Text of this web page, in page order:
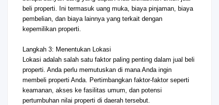
beli properti. Ini termasuk uang muka, biaya pinjaman, biaya
pembelian, dan biaya lainnya yang terkait dengan
kepemilikan properti.
Langkah 3: Menentukan Lokasi
Lokasi adalah salah satu faktor paling penting dalam jual beli
properti. Anda perlu memutuskan di mana Anda ingin
membeli properti Anda. Pertimbangkan faktor-faktor seperti
keamanan, akses ke fasilitas umum, dan potensi
pertumbuhan nilai properti di daerah tersebut.